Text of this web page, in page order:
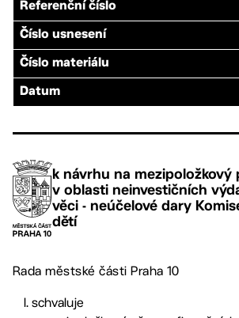
Referenční číslo
Číslo usnesení
Číslo materiálu
Datum
k návrhu na
v oblasti neinvestičních
věci - neúčelové dary
dětí
Rada městské části Praha 10
schvaluje